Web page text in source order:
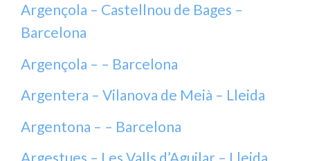
Argençola – Castellnou de Bages –
Barcelona
Argençola – – Barcelona
Argentera – Vilanova de Meià – Lleida
Argentona – – Barcelona
Argestues – Les Valls d’Aguilar – Lleida